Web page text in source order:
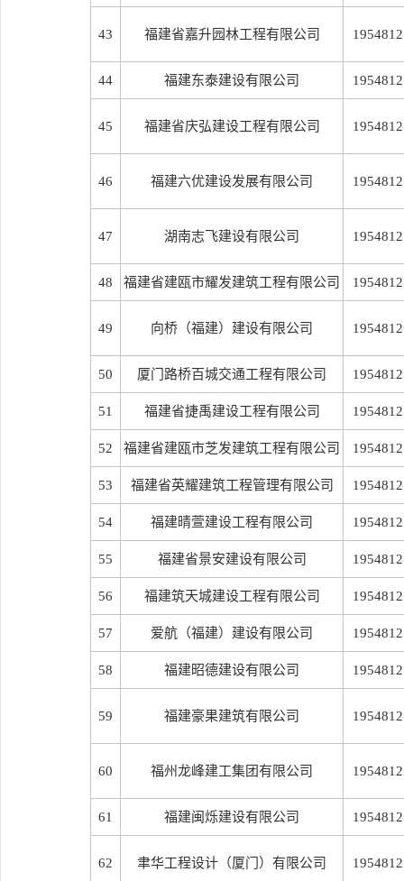
43 福建省嘉升园林工程有限公司 1954812
44 福建东泰建设有限公司 1954812
45 福建省庆弘建设工程有限公司 1954812
46 福建六优建设发展有限公司 1954812
47 湖南志飞建设有限公司 1954812
48 福建省建瓯市耀发建筑工程有限公司 1954812
49 向桥（福建）建设有限公司 1954812
50 厦门路桥百城交通工程有限公司 1954812
51 福建省捷禹建设工程有限公司 1954812
52 福建省建瓯市芝发建筑工程有限公司 1954812
53 福建省英耀建筑工程管理有限公司 1954812
54 福建晴萱建设工程有限公司 1954812
55 福建省景安建设有限公司 1954812
56 福建筑天城建设工程有限公司 1954812
57 爱航（福建）建设有限公司 1954812
58 福建昭德建设有限公司 1954812
59 福建豪果建筑有限公司 1954812
60 福州龙峰建工集团有限公司 1954812
61 福建闽烁建设有限公司 1954812
62 聿华工程设计（厦门）有限公司 1954812